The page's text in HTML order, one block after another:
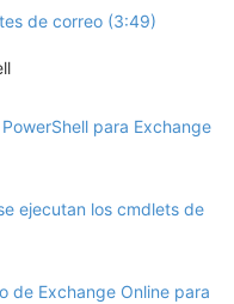
de correo (3:49)
para Exchange
ejecutan los cmdlets de
de Exchange Online para